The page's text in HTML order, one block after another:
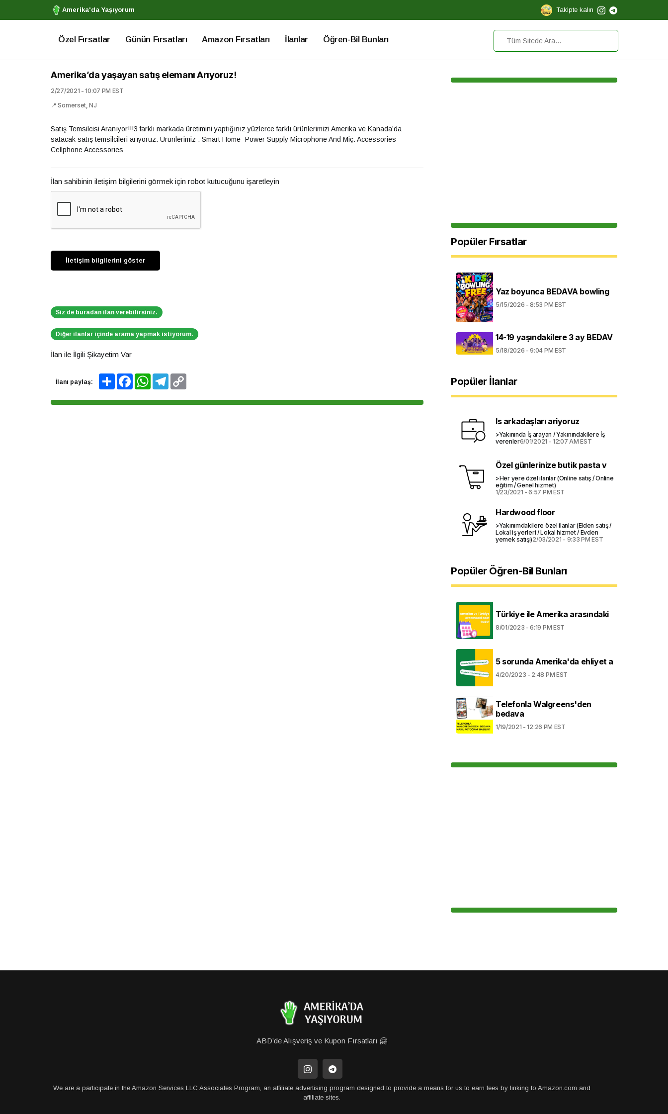
Amerika'da Yaşıyorum Takipte kalın
Özel Fırsatlar Günün Fırsatları Amazon Fırsatları İlanlar Öğren-Bil Bunları
Amerika’da yaşayan satış elemanı Arıyoruz!
2/27/2021 - 10:07 PM EST
📍 Somerset, NJ
Satış Temsilcisi Aranıyor!!!3 farklı markada üretimini yaptığınız yüzlerce farklı ürünlerimizi Amerika ve Kanada’da
satacak satış temsilcileri arıyoruz. Ürünlerimiz : Smart Home -Power Supply Microphone And Miç. Accessories
Cellphone Accessories
İlan sahibinin iletişim bilgilerini görmek için robot kutucuğunu işaretleyin
Siz de buradan ilan verebilirsiniz.
Diğer ilanlar içinde arama yapmak istiyorum.
İlan ile İlgili Şikayetim Var
İlanı paylaş:
Share FacebookWhatsApp
Telegram
Popüler Fırsatlar
Yaz boyunca BEDAVA bowling
5/15/2026 - 8:53 PM EST
14-19 yaşındakilere 3 ay BEDAV
5/18/2026 - 9:04 PM EST
Popüler İlanlar
Is arkadaşları ariyoruz
>Yakınında İş arayan / Yakınındakilere İş
verenler6/01/2021 - 12:07 AM EST
Özel günlerinize butik pasta v
>Her yere özel ilanlar (Online satış / Online
eğitim / Genel hizmet)
1/23/2021 - 6:57 PM EST
Hardwood floor
>Yakınımdakilere özel ilanlar (Elden satış /
Lokal iş yerleri / Lokal hizmet / Evden
yemek satışı)2/03/2021 - 9:33 PM EST
Popüler Öğren-Bil Bunları
Türkiye ile Amerika arasındaki
8/01/2023 - 6:19 PM EST
5 sorunda Amerika'da ehliyet a
4/20/2023 - 2:48 PM EST
Telefonla Walgreens'den
bedava
1/19/2021 - 12:26 PM EST
ABD’de Alışveriş ve Kupon Fırsatları 🤗
We are a participate in the Amazon Services LLC Associates Program, an affiliate advertising program designed to provide a means for us to earn fees by linking to Amazon.com and
affiliate sites.